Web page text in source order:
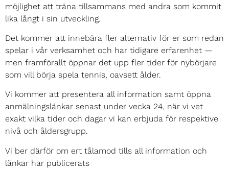
möjlighet att träna tillsammans med andra som kommit
lika långt i sin utveckling.
Det kommer att innebära fler alternativ för er som redan
spelar i vår verksamhet och har tidigare erfarenhet —
men framförallt öppnar det upp fler tider för nybörjare
som vill börja spela tennis, oavsett ålder.
Vi kommer att presentera all information samt öppna
anmälningslänkar senast under vecka 24, när vi vet
exakt vilka tider och dagar vi kan erbjuda för respektive
nivå och åldersgrupp.
Vi ber därför om ert tålamod tills all information och
länkar har publicerats